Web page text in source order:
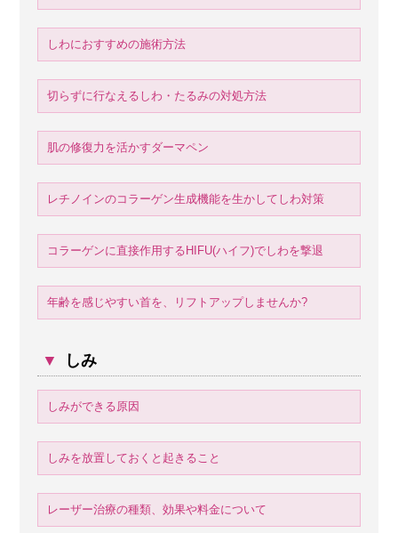
しわにおすすめの施術方法
切らずに行なえるしわ・たるみの対処方法
肌の修復力を活かすダーマペン
レチノインのコラーゲン生成機能を生かしてしわ対策
コラーゲンに直接作用するHIFU(ハイフ)でしわを撃退
年齢を感じやすい首を、リフトアップしませんか?
▼ しみ
しみができる原因
しみを放置しておくと起きること
レーザー治療の種類、効果や料金について